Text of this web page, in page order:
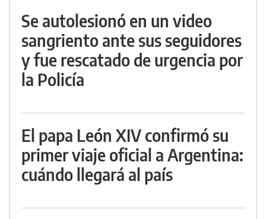
Se autolesionó en un video
sangriento ante sus seguidores
y fue rescatado de urgencia por
la Policía
El papa León XIV confirmó su
primer viaje oficial a Argentina:
cuándo llegará al país